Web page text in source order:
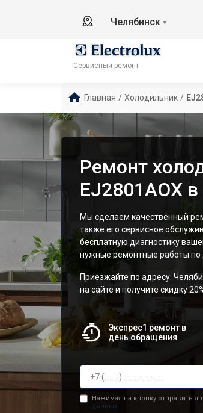
Челябинск ▼
Сервисный ремонт
Главная / Холодильник /
Ремонт
EJ2801AOX
Мы сделаем качественный
также его сервисное
бесплатную диагностику
нужные ремонтные работы по
Приезжайте по адресу:
на сайте и получите скидку
Экспрес1 ремонт в
день обращения
Нажимая на кнопку отправить
данных.